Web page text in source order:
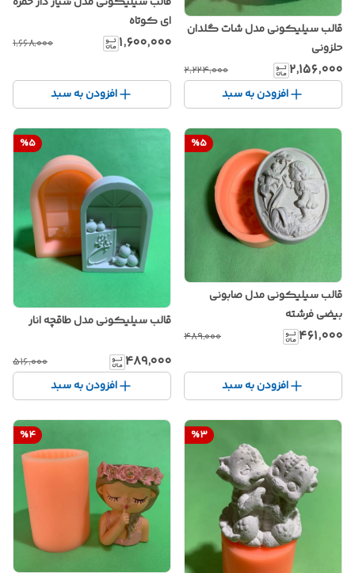
قالب سیلیکونی مدل شات گلدان
حلزونی
۲٬۱۵۶٬۰۰۰ ۲٬۲۲۴٬۰۰۰
افزودن به سبد
ای کوتاه
۱٬۶۰۰٬۰۰۰ ۱٬۶۶۸٬۰۰۰
افزودن به سبد
%5
قالب سیلیکونی مدل صابونی
بیضی فرشته
۴۶۱٬۰۰۰ ۴۸۹٬۰۰۰
افزودن به سبد
%5
قالب سیلیکونی مدل طاقچه انار
۴۸۹٬۰۰۰ ۵۱۶٬۰۰۰
افزودن به سبد
%3
%4